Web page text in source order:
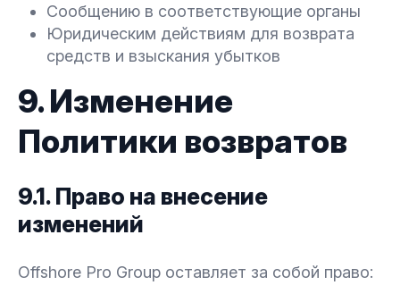
Сообщению в соответствующие органы
Юридическим действиям для возврата
средств и взыскания убытков
9. Изменение
Политики возвратов
9.1. Право на внесение
изменений
Offshore Pro Group оставляет за собой право: